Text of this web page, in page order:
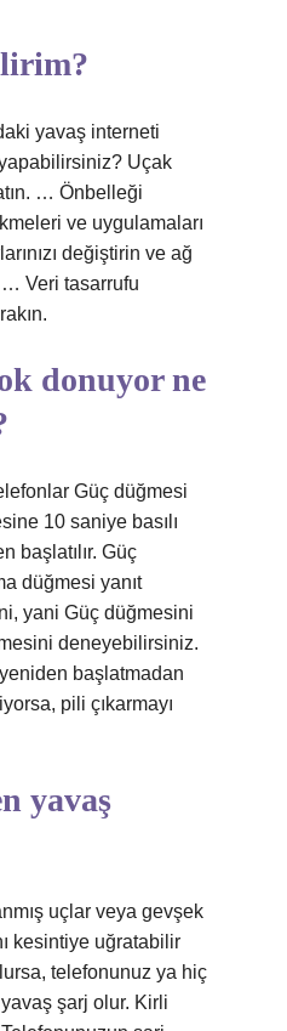
yavaş interneti
Uçak
… Önbelleği
ve uygulamaları
değiştirin ve ağ
… Veri tasarrufu
donuyor ne
Güç düğmesi
10 saniye basılı
başlatılır. Güç
düğmesi yanıt
yani Güç düğmesini
deneyebilirsiniz.
başlatmadan
pili çıkarmayı
yavaş
uçlar veya gevşek
kesintiye uğratabilir
telefonunuz ya hiç
şarj olur. Kirli